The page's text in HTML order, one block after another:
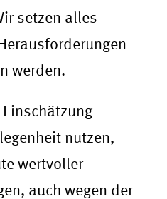
setzen alles
werden.
nutzen,
wertvoller
auch wegen der